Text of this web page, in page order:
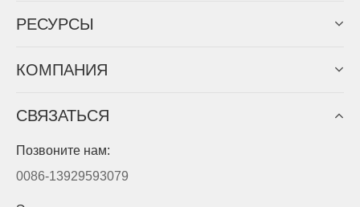
PЕСУРСЫ
КОМПАНИЯ
СВЯЗАТЬСЯ
Позвоните нам:
0086-13929593079